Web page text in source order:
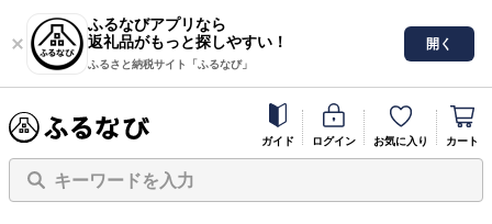
ふるなびアプリなら
返礼品がもっと探しやすい！
ふるさと納税サイト「ふるなび」
開く
ガイド ログイン お気に入り カート
キーワードを入力